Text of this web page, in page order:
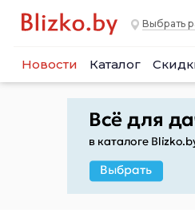
Выбрать
Новости Каталог